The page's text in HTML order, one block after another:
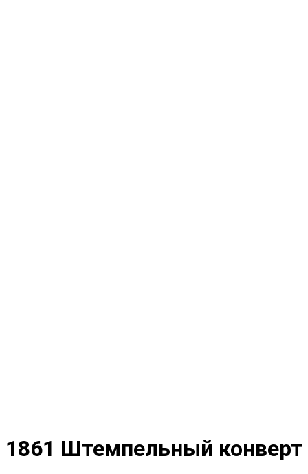
1861 Штемпельный конверт